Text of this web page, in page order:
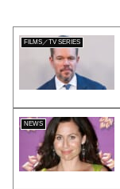
FILMS／TV SERIES
NEWS